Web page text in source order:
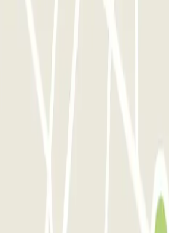
multiple
vous pouvez utiliser l'ensemble du
cet opérateur disponible sur
vous pouvez entrer et sortir du
que vous le souhaitez.
- Aeropuerto do Porto -